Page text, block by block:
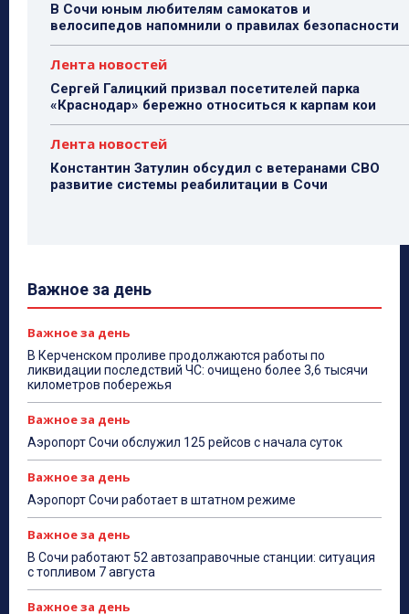
В Сочи юным любителям самокатов и
велосипедов напомнили о правилах безопасности
Лента новостей
Сергей Галицкий призвал посетителей парка
«Краснодар» бережно относиться к карпам кои
Лента новостей
Константин Затулин обсудил с ветеранами СВО
развитие системы реабилитации в Сочи
Важное за день
Важное за день
В Керченском проливе продолжаются работы по
ликвидации последствий ЧС: очищено более 3,6 тысячи
километров побережья
Важное за день
Аэропорт Сочи обслужил 125 рейсов с начала суток
Важное за день
Аэропорт Сочи работает в штатном режиме
Важное за день
В Сочи работают 52 автозаправочные станции: ситуация
с топливом 7 августа
Важное за день